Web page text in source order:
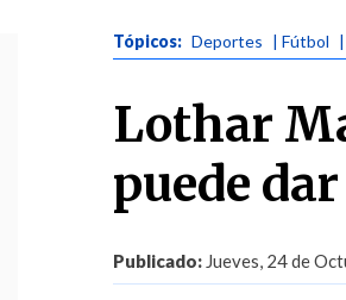
Tópicos: Deportes | Fútbol
Lothar
puede
Publicado: Jueves, 24 de